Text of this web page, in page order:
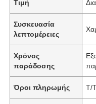
Τιμή
Συσκευασία
λεπτομέρειες
Χρόνος
παράδοσης
Όροι πληρωμής T/